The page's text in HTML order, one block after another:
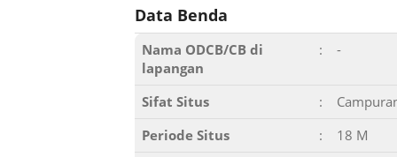
Data Benda
Nama ODCB/CB di
lapangan
: -
Sifat Situs :
Periode Situs
: 18 M